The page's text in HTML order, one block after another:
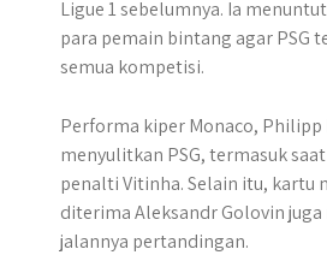
Ligue 1 sebelumnya. Ia
para pemain bintang agar PSG
semua kompetisi.
Performa kiper Monaco,
menyulitkan PSG, termasuk
penalti Vitinha. Selain itu, kartu
diterima Aleksandr Golovin
jalannya pertandingan.